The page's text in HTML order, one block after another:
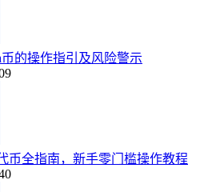
币的操作指引及风险警示
币全指南，新手零门槛操作教程